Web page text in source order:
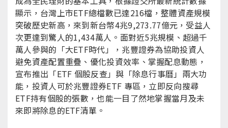
顯示，台灣上市ETF總檔數已達216檔，整體資產規模
突破歷史新高，來到新台幣4兆9,273.77億元，受益人
次更達到驚人的1,434萬人。面對近5兆規模、超過千
萬人參與的「大ETF時代」，兆豐證券為協助投資人
避免資產配置重疊、優化投資效率、掌握配息動態，
宣布推出「ETF 個股反查」與「除息行事曆」兩大功
能，投資人可於兆豐證券ETF 專區，立即反向搜尋
ETF持有個股的張數，也能一目了然地掌握當月及未
來即將除息的ETF清單。